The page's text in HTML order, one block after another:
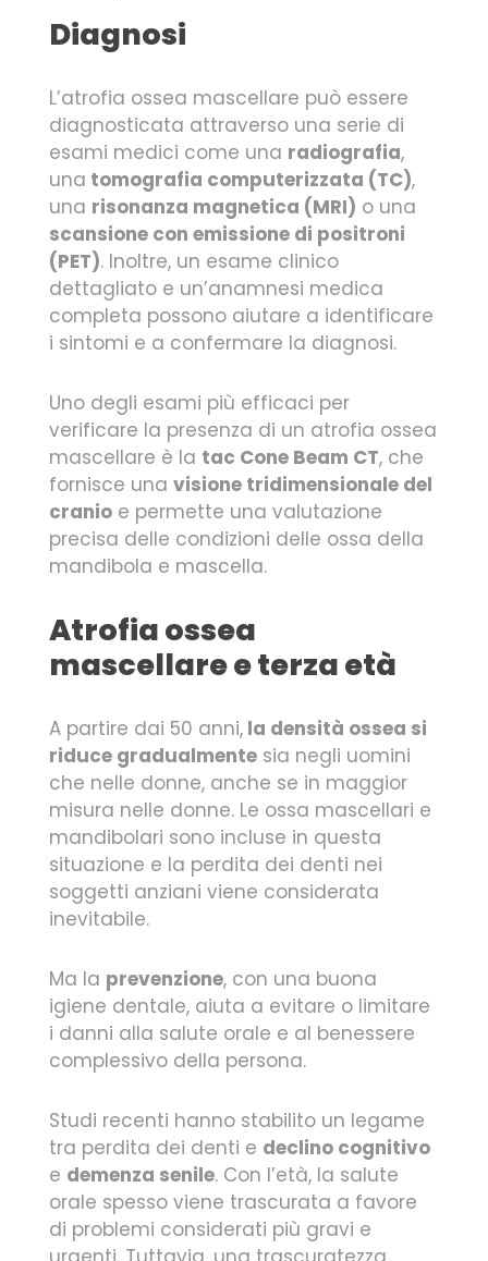
Diagnosi
L’atrofia ossea mascellare può essere
diagnosticata attraverso una serie di
esami medici come una radiografia,
una tomografia computerizzata (TC),
una risonanza magnetica (MRI) o una
scansione con emissione di positroni
(PET). Inoltre, un esame clinico
dettagliato e un’anamnesi medica
completa possono aiutare a identificare
i sintomi e a confermare la diagnosi.
Uno degli esami più efficaci per
verificare la presenza di un atrofia ossea
mascellare è la tac Cone Beam CT, che
fornisce una visione tridimensionale del
cranio e permette una valutazione
precisa delle condizioni delle ossa della
mandibola e mascella.
Atrofia ossea
mascellare e terza età
A partire dai 50 anni, la densità ossea si
riduce gradualmente sia negli uomini
che nelle donne, anche se in maggior
misura nelle donne. Le ossa mascellari e
mandibolari sono incluse in questa
situazione e la perdita dei denti nei
soggetti anziani viene considerata
inevitabile.
Ma la prevenzione, con una buona
igiene dentale, aiuta a evitare o limitare
i danni alla salute orale e al benessere
complessivo della persona.
Studi recenti hanno stabilito un legame
tra perdita dei denti e declino cognitivo
e demenza senile. Con l’età, la salute
orale spesso viene trascurata a favore
di problemi considerati più gravi e